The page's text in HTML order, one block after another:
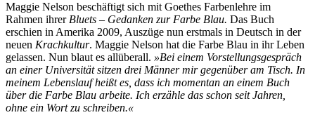
Maggie Nelson beschäftigt sich mit Goethes Farbenlehre im
Rahmen ihrerBluets – Gedanken zur Farbe Blau. Das Buch
erschien in Amerika 2009, Auszüge nun erstmals in Deutsch in der
neuen Krachkultur. Maggie Nelson hat die Farbe Blau in ihr Leben
gelassen. Nun blaut es allüberall. »Bei einem Vorstellungsgespräch
an einer Universität sitzen drei Männer mir gegenüber am Tisch. In
meinem Lebenslauf heißt es, dass ich momentan an einem Buch
über die Farbe Blau arbeite. Ich erzähle das schon seit Jahren,
ohne ein Wort zu schreiben.«